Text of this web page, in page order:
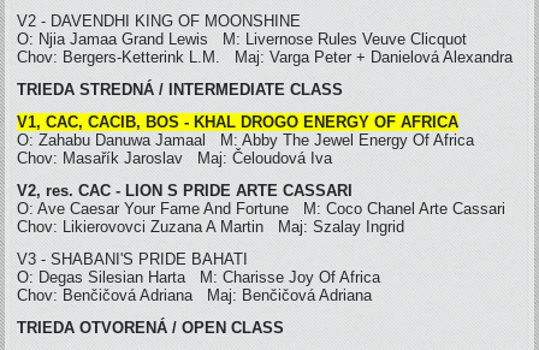
V2 - DAVENDHI KING OF MOONSHINE
O: Njia Jamaa Grand Lewis M: Livernose Rules Veuve Clicquot
Chov: Bergers-Ketterink L.M. Maj: Varga Peter + Danielová Alexandra
TRIEDA STREDNÁ / INTERMEDIATE CLASS
V1, CAC, CACIB, BOS - KHAL DROGO ENERGY OF AFRICA
O: Zahabu Danuwa Jamaal M: Abby The Jewel Energy Of Africa
Chov: Masařík Jaroslav Maj: Čeloudová Iva
V2, res. CAC - LION S PRIDE ARTE CASSARI
O: Ave Caesar Your Fame And Fortune M: Coco Chanel Arte Cassari
Chov: Likierovovci Zuzana A Martin Maj: Szalay Ingrid
V3 - SHABANI'S PRIDE BAHATI
O: Degas Silesian Harta M: Charisse Joy Of Africa
Chov: Benčičová Adriana Maj: Benčičová Adriana
TRIEDA OTVORENÁ / OPEN CLASS